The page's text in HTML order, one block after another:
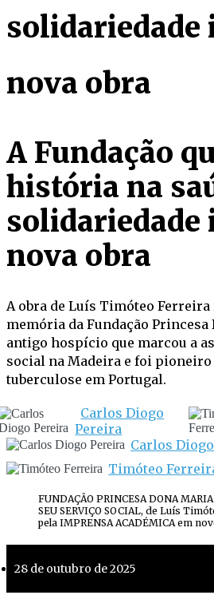
solidariedade
nova obra
A Fundação
história na
solidariedade
nova obra
A obra de Luís Timóteo
memória da Fundação
antigo hospício que marcou a
social na Madeira e foi
tuberculose em Portugal.
Carlos Diogo
Pereira
Carlos
Timóteo
FUNDAÇÃO PRINCESA DONA
SEU SERVIÇO SOCIAL, de Luís
pela IMPRENSA ACADÉMICA em
28 de outubro de 2025